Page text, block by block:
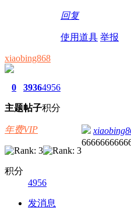
回复
使用道具 举报
xiaobing868
0
主题
3936
帖子
4956
积分
年费VIP
积分
4956
发消息